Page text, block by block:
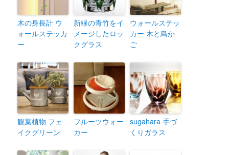
木の身長計 ウ
ォールステッカ
ー
新緑の青竹をイ
メージしたロッ
クグラス
ウォールステッ
カー 木と鳥か
ご
観葉植物 フェ
イクグリーン
フルーツウォー
カー
sugahara 手づ
くりガラス